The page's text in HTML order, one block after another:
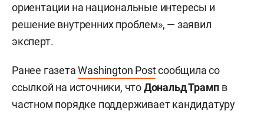
ориентации на национальные интересы и
решение внутренних проблем», — заявил
эксперт.
Ранее газетаWashington Postсообщила со
ссылкой на источники, чтоДональд Трамп в
частном порядке поддерживает кандидатуру